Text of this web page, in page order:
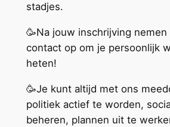
stadjes.
🥳Na jouw inschrijving nemen
contact op om je persoonlijk
heten!
🥳Je kunt altijd met ons
politiek actief te worden,
beheren, plannen uit te